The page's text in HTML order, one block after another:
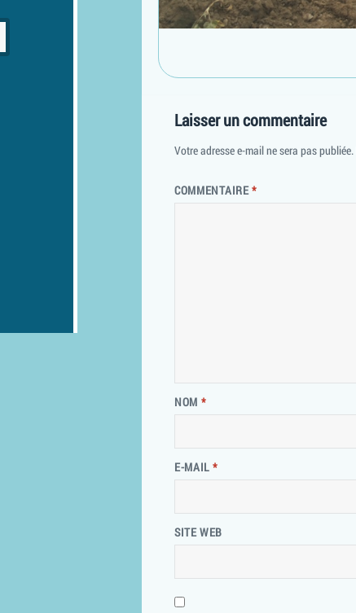
Laisser un commentaire
Votre adresse e-mail ne sera pas publiée.
COMMENTAIRE*
NOM *
E-MAIL*
SITE WEB